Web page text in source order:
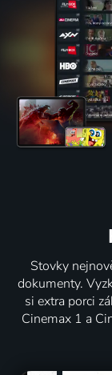
Stovky
dokumenty.
si extra porci
Cinemax 1 a